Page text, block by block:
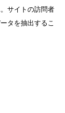
サイトの訪問者
タを抽出するこ